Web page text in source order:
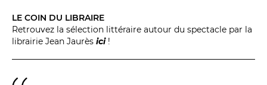
LE COIN DU LIBRAIRE
Retrouvez la sélection littéraire autour du spectacle par la
librairie Jean Jaurès ici!